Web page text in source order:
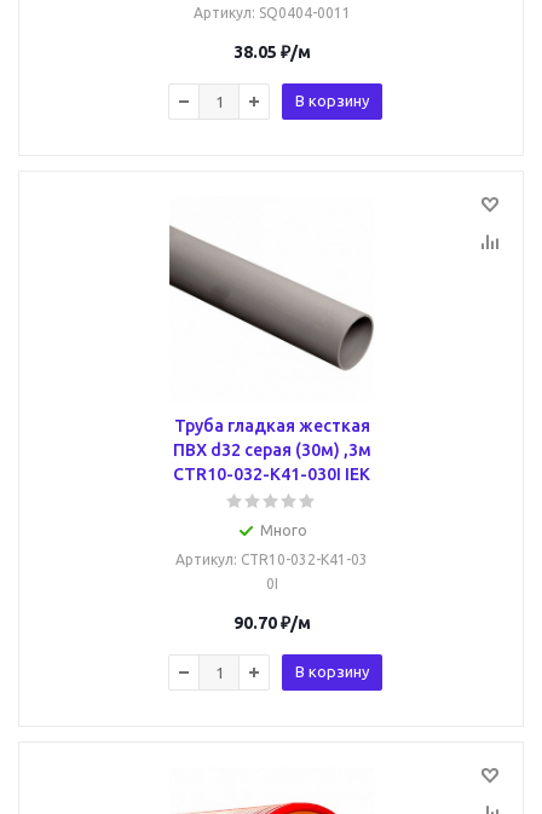
Артикул: SQ0404-0011
38.05 ₽/м
В корзину
Труба гладкая жесткая
ПВХ d32 серая (30м) ,3м
CTR10-032-K41-030I IEK
Много
Артикул: CTR10-032-K41-03
0I
90.70₽/м
В корзину